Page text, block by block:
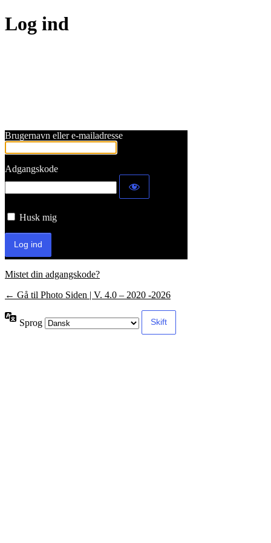
Log ind
Brugernavn eller e-mailadresse
Adgangskode
Husk mig
Mistet din adgangskode?
← Gå til Photo Siden | V. 4.0 – 2020 -2026
Sprog